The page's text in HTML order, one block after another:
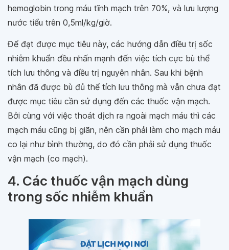
hemoglobin trong máu tĩnh mạch trên 70%, và lưu lượng
nước tiểu trên 0,5ml/kg/giờ.
Để đạt được mục tiêu này, các hướng dẫn điều trị sốc
nhiễm khuẩn đều nhấn mạnh đến việc tích cực bù thể
tích lưu thông và điều trị nguyên nhân. Sau khi bệnh
nhân đã được bù đủ thể tích lưu thông mà vẫn chưa đạt
được mục tiêu cần sử dụng đến các thuốc vận mạch.
Bởi cùng với việc thoát dịch ra ngoài mạch máu thì các
mạch máu cũng bị giãn, nên cần phải làm cho mạch máu
co lại như bình thường, do đó cần phải sử dụng thuốc
vận mạch (co mạch).
4. Các thuốc vận mạch dùng
trong sốc nhiễm khuẩn